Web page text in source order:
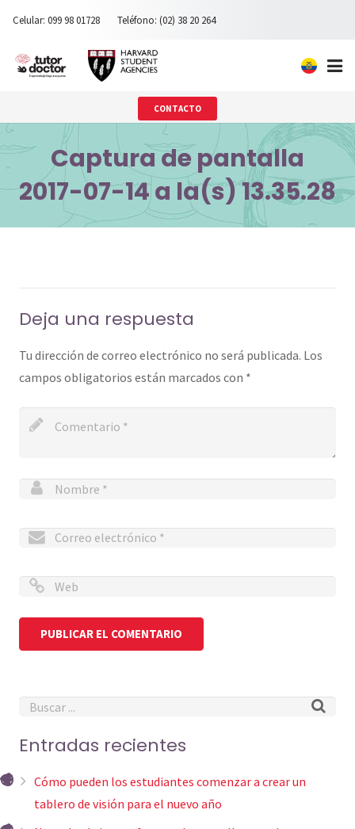
Celular: 099 98 01728 Teléfono: (02) 38 20 264
Nosotros
Ingreso universidades privadas
CONTACTO
Captura de pantalla
2017-07-14 a la(s) 13.35.28
Deja una respuesta
Tu dirección de correo electrónico no será publicada. Los
campos obligatorios están marcados con *
Entradas recientes
Cómo pueden los estudiantes comenzar a crear un
tablero de visión para el nuevo año